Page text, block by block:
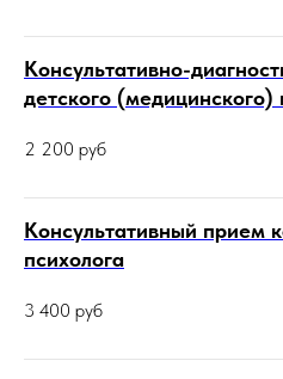
Консультативно-
детского (медицинского)
2 200 руб
Консультативный прием
психолога
3 400 руб